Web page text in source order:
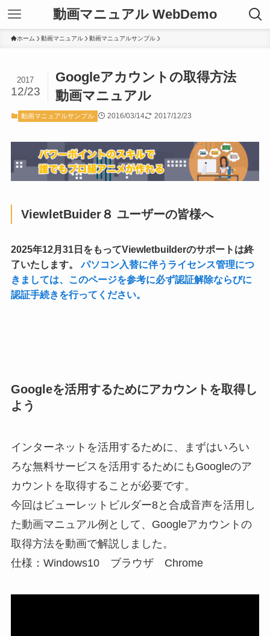
動画マニュアル WebDemo
ホーム 動画マニュアル 動画マニュアルサンプル
Googleアカウントの取得方法
動画マニュアル
2017
12/23
動画マニュアルサンプル 2016/03/14 2017/12/23
ViewletBuider８ ユーザーの皆様へ
2025年12月31日をもってViewletbuilderのサポートは終
了いたします。
パソコン入替に伴うライセンス管理につ
きましては、このページを参考に必ず認証解除ならびに
認証手続きを行ってください。
Googleを活用するためにアカウントを取得し
よう
インターネットを活用するために、まずはいろい
ろな無料サービスを活用するためにもGoogleのア
カウントを取得することが必要です。
今回はビューレットビルダー8と合成音声を活用し
た動画マニュアル例として、Googleアカウントの
取得方法を動画で解説しました。
仕様：Windows10 ブラウザ Chrome